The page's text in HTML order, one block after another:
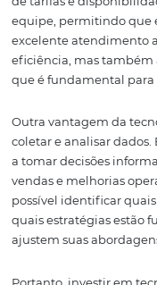
identidade de
a construir
seja positiva e
Por essa razão, a
distribuição
aumentar a
do hotel no
os hotéis podem
independentemente